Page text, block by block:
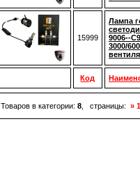
15999
Лампа
9006--
3000/
вентиля
Код
Товаров в категории: 8 , страницы: »